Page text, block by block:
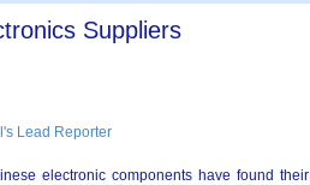
Suppliers
Lead Reporter
electronic components have found their